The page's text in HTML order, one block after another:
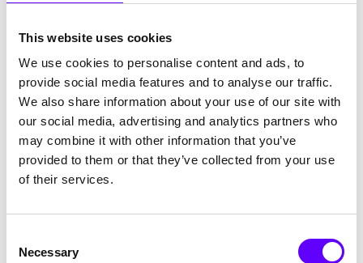
This website uses cookies
We use cookies to personalise content and ads, to
provide social media features and to analyse our traffic.
We also share information about your use of our site with
our social media, advertising and analytics partners who
may combine it with other information that you’ve
provided to them or that they’ve collected from your use
of their services.
Selection
Necessary
Koordinierungs- und Unterstützungsmaßnahmen
(Coordination and Support Actions, CSA): bis zu 100 %
Zusätzlich können Pauschalen und Overheads (z. B. 25 %
indirekte Kosten) angesetzt werden. Die endgültige
Förderquote richtet sich nach den jeweiligen
Ausschreibungsbedingungen und dem Charakter des
Projekts.
Vorteile für Unternehmen und
Forschungseinrichtungen und öffentlichen Organisationen